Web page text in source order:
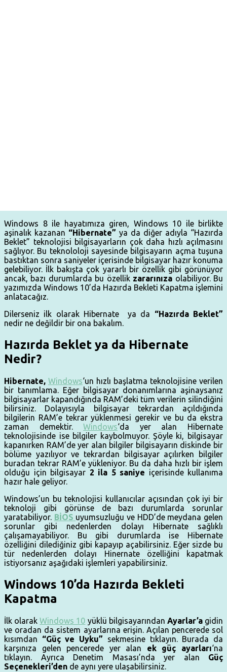
Windows 8 ile hayatımıza giren, Windows 10 ile birlikte
aşinalık kazanan “Hibernate” ya da diğer adıyla “Hazırda
Beklet” teknolojisi bilgisayarların çok daha hızlı açılmasını
sağlıyor. Bu teknololoji sayesinde bilgisayarın açma tuşuna
bastıktan sonra saniyeler içerisinde bilgisayar hazır konuma
gelebiliyor. İlk bakışta çok yararlı bir özellik gibi görünüyor
ancak, bazı durumlarda bu özellik zararınıza olabiliyor. Bu
yazımızda Windows 10’da Hazırda Bekleti Kapatma işlemini
anlatacağız.
Dilerseniz ilk olarak Hibernate ya da “Hazırda Beklet”
nedir ne değildir bir ona bakalım.
Hazırda Beklet ya da Hibernate
Nedir?
Hibernate, Windows‘un hızlı başlatma teknolojisine verilen
bir tanımlama. Eğer bilgisayar donanımlarına aşinaysanız
bilgisayarlar kapandığında RAM’deki tüm verilerin silindiğini
bilirsiniz. Dolayısıyla bilgisayar tekrardan açıldığında
bilgilerin RAM’e tekrar yüklenmesi gerekir ve bu da ekstra
zaman demektir.Windows‘da yer alan Hibernate
teknolojisinde ise bilgiler kaybolmuyor. Şöyle ki, bilgisayar
kapanırken RAM’de yer alan bilgiler bilgisayarın diskinde bir
bölüme yazılıyor ve tekrardan bilgisayar açılırken bilgiler
buradan tekrar RAM’e yükleniyor. Bu da daha hızlı bir işlem
olduğu için bilgisayar 2 ila 5 saniye içerisinde kullanıma
hazır hale geliyor.
Windows’un bu teknolojisi kullanıcılar açısından çok iyi bir
teknoloji gibi görünse de bazı durumlarda sorunlar
yaratabiliyor. BİOS uyumsuzluğu ve HDD’de meydana gelen
sorunlar gibi nedenlerden dolayı Hibernate sağlıklı
çalışamayabiliyor. Bu gibi durumlarda ise Hibernate
özelliğini dilediğiniz gibi kapayıp açabilirsiniz. Eğer sizde bu
tür nedenlerden dolayı Hinernate özelliğini kapatmak
istiyorsanız aşağıdaki işlemleri yapabilirsiniz.
Windows 10’da Hazırda Bekleti
Kapatma
İlk olarakWindows 10 yüklü bilgisayarından Ayarlar’agidin
ve oradan da sistem ayarlarına erişin. Açılan pencerede sol
kısımdan “Güç ve Uyku” sekmesine tıklayın. Burada da
karşınıza gelen pencerede yer alan ek güç ayarları‘na
tıklayın. Ayrıca Denetim Masası’nda yer alan Güç
Seçenekleri’den de aynı yere ulaşabilirsiniz.